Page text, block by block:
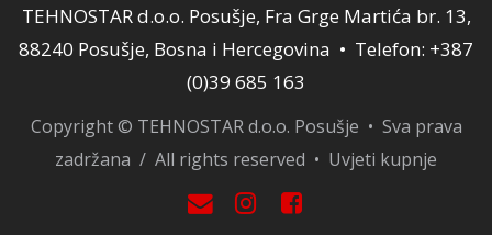
TEHNOSTAR d.o.o. Posušje, Fra Grge Martića br. 13,
88240 Posušje, Bosna i Hercegovina • Telefon: +387
(0)39 685 163
Copyright © TEHNOSTAR d.o.o. Posušje • Sva prava
zadržana / All rights reserved • Uvjeti kupnje